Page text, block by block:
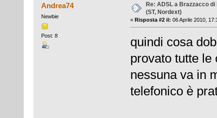
Andrea74
Newbie
Post: 8
Re: ADSL a Brazzacco
(ST, Nordext)
« Risposta #2 il: 06 Aprile 2010,
quindi cosa
provato tutte le
nessuna va in
telefonico è